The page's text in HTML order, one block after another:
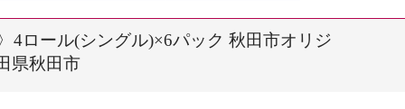
4ロール(シングル)×6パック 秋田市オリジ
県秋田市